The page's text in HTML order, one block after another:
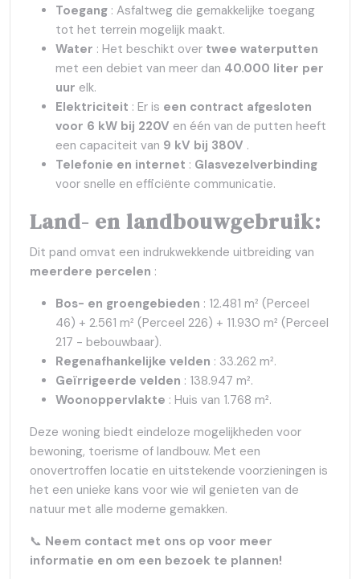
Toegang : Asfaltweg die gemakkelijke toegang
tot het terrein mogelijk maakt.
Water : Het beschikt over twee waterputten
met een debiet van meer dan 40.000 liter per
uur elk.
Elektriciteit : Er is een contract afgesloten
voor 6 kW bij 220V en één van de putten heeft
een capaciteit van 9 kV bij 380V .
Telefonie en internet : Glasvezelverbinding
voor snelle en efficiënte communicatie.
Land- en landbouwgebruik:
Dit pand omvat een indrukwekkende uitbreiding van
meerdere percelen :
Bos- en groengebieden : 12.481 m² (Perceel
46) + 2.561 m² (Perceel 226) + 11.930 m² (Perceel
217 - bebouwbaar).
Regenafhankelijke velden : 33.262 m².
Geïrrigeerde velden : 138.947 m².
Woonoppervlakte : Huis van 1.768 m².
Deze woning biedt eindeloze mogelijkheden voor
bewoning, toerisme of landbouw. Met een
onovertroffen locatie en uitstekende voorzieningen is
het een unieke kans voor wie wil genieten van de
natuur met alle moderne gemakken.
📞 Neem contact met ons op voor meer
informatie en om een bezoek te plannen!